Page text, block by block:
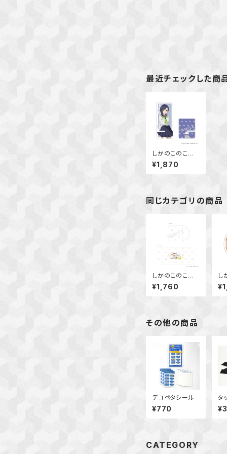
最近チェックした商
しかのこのこの
ここしたんたん
アクリルスマホ
スタンド 燕谷
¥1,870
同じカテゴリの商品
しかのこのこの
ここしたんたん
マグカップ
¥1,760
し
こ
ア
ー
その他の商品
デコペタシール
¥770
タ
CATEGORY